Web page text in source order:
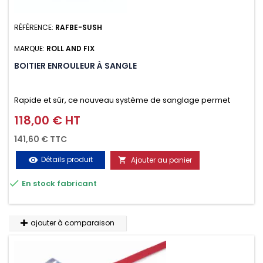
RÉFÉRENCE: RAFBE-SUSH
MARQUE: ROLL AND FIX
BOITIER ENROULEUR À SANGLE
Rapide et sûr, ce nouveau système de sanglage permet
d’arrimer le chargement sur la galerie en moins d’une
minute.
Prix
118,00 € HT
141,60 € TTC
visibility Détails produit  Ajouter au panier
 En stock fabricant
ajouter à comparaison